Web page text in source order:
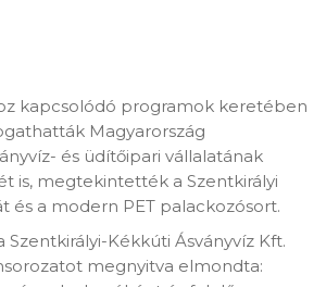
kapcsolódó programok keretében
Magyarország
és üdítőipari vállalatának
is, megtekintették a Szentkirályi
és a modern PET palackozósort.
Szentkirályi-Kékkúti Ásványvíz Kft.
megnyitva elmondta: